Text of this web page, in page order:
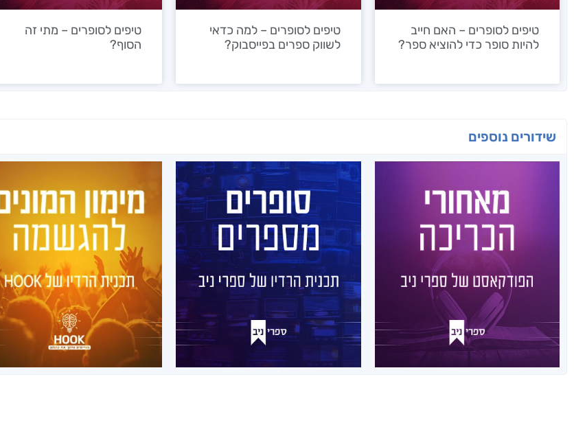
טיפים לסופרים – האם חייב
להיות סופר כדי להוציא ספר?
טיפים לסופרים – למה כדאי
לשווק ספרים בפייסבוק?
טיפים לסופרים – מתי זה
הסוף?
שידורים נוספים
מאחורי הכריכה
הפודקאסט של ספרי
ניב
מידי שבוע, נפרסם לכם פרק מרתק,
בו ענת כהן תראיין את אחד
מהסופרים המוכשרים איתם זכינו
לעבוד.
לרשימת הפרקים
סופרים מספרים
תכנית הרדיו של ספרי
ניב
מידי שבוע, בימי שני בשעה 11:00
ברדיו החברתי הראשון, יהודה ניב
מארח את אחד מסופרי ההוצאה
לאור. יחד הם צוללים לשיחה על
כתיבה, השראה ומה שבניהם.
לרשימת הפרקים
מימון המונים להגשמה
תכנית הרדיו של
HOOK
מידי שבוע, בימי שלישי בשעה 10:00
ברדיו החברתי הראשון, מיטל בר
זהר, מארחת את אחד מלקוחותינו
שסיימו בהצלחה את ליווי קמפיין מימון
ההמונים שלנו.
לרשימת הפרקים